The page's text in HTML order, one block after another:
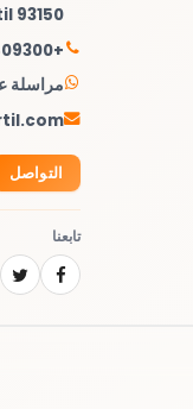
93150
+212644409300
مراسلة
التواصل
تابعنا